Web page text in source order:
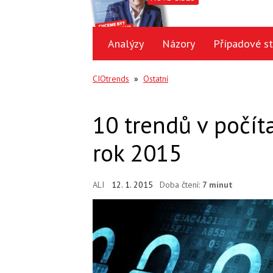
Analýzy Názory Případové
CIOtrends » Ostatní
10 trendů v
rok 2015
ALI 12. 1. 2015 Doba čtení: 7 minut